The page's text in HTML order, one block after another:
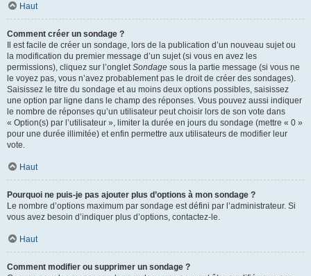
Haut
Comment créer un sondage ?
Il est facile de créer un sondage, lors de la publication d’un nouveau sujet ou
la modification du premier message d’un sujet (si vous en avez les
permissions), cliquez sur l’ongletSondage sous la partie message (si vous ne
le voyez pas, vous n’avez probablement pas le droit de créer des sondages).
Saisissez le titre du sondage et au moins deux options possibles, saisissez
une option par ligne dans le champ des réponses. Vous pouvez aussi indiquer
le nombre de réponses qu’un utilisateur peut choisir lors de son vote dans
« Option(s) par l’utilisateur », limiter la durée en jours du sondage (mettre « 0 »
pour une durée illimitée) et enfin permettre aux utilisateurs de modifier leur
vote.
Haut
Pourquoi ne puis-je pas ajouter plus d’options à mon sondage ?
Le nombre d’options maximum par sondage est défini par l’administrateur. Si
vous avez besoin d’indiquer plus d’options, contactez-le.
Haut
Comment modifier ou supprimer un sondage ?